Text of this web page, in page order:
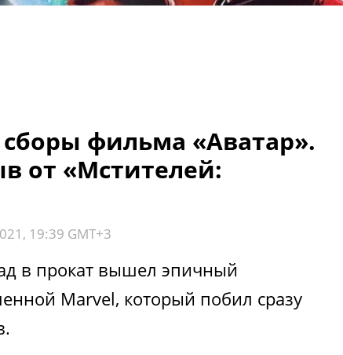
фильма «Аватар».
от «Мстителей:
19:39 GMT+3
в прокат вышел эпичный
Marvel, который побил сразу